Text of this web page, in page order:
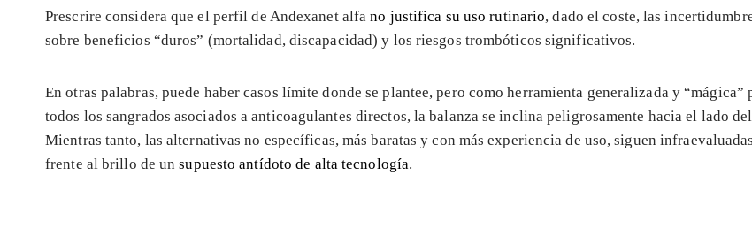
Prescrire considera que el perfil de Andexanet alfano justifica su uso rutinario, dado el coste, las
sobre beneficios “duros” (mortalidad, discapacidad) y los riesgos trombóticos significativos.
En otras palabras, puede haber casos límite donde se plantee, pero como herramienta generalizada y “mágica”
todos los sangrados asociados a anticoagulantes directos, la balanza se inclina peligrosamente hacia el lado
Mientras tanto, las alternativas no específicas, más baratas y con más experiencia de uso, siguen infraevaluadas
frente al brillo de unsupuesto antídoto de alta tecnología.